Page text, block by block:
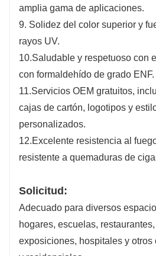
amplia gama de aplicaciones.
9. Solidez del color superior y
rayos UV.
10.Saludable y respetuoso con
con formaldehído de grado ENF.
11.Servicios OEM gratuitos,
cajas de cartón, logotipos y
personalizados.
12.Excelente resistencia al
resistente a quemaduras de
Solicitud:
Adecuado para diversos
hogares, escuelas,
exposiciones, hospitales y otros